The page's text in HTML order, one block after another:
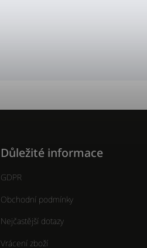
Důležité informace
GDPR
Obchodní podmínky
Nejčastější dotazy
Vrácení zboží